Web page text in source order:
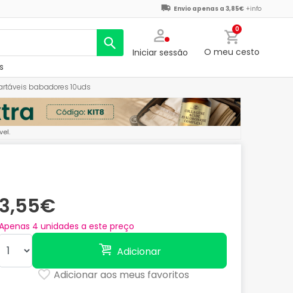
Envio apenas a 3,85€ +info
Iniciar sessão
0
O meu cesto
babadores 10uds
3,55€
4 unidades a este preço
Adicionar
Adicionar aos meus favoritos